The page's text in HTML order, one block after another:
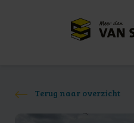
Meer dan
Terug naar overzicht